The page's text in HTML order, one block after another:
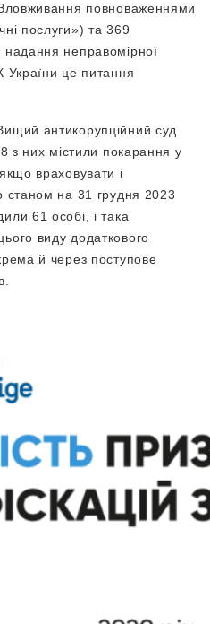
повноваженнями
послуги») та 369
надання неправомірної
України це питання
антикорупційний суд
з них містили покарання у
враховувати і
станом на 31 грудня 2023
61 особі, і така
виду додаткового
й через поступове